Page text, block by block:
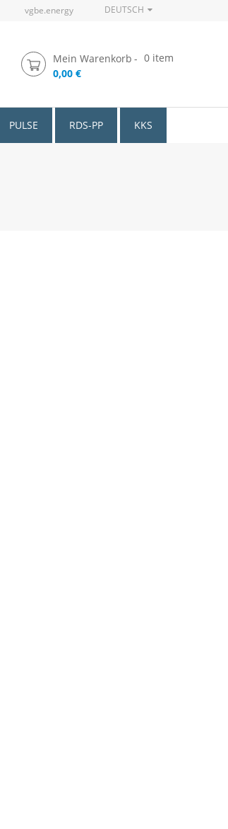
vgbe.energy DEUTSCH
Mein Warenkorb 0 item
0,00 €
PULSE RDS-PP KKS